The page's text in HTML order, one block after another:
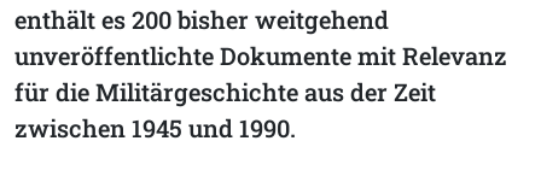
enthält es 200 bisher weitgehend
unveröffentlichte Dokumente mit Relevanz
für die Militärgeschichte aus der Zeit
zwischen 1945 und 1990.